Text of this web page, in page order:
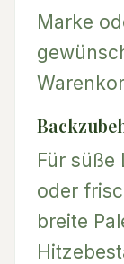
Marke
Für süße
oder
breite